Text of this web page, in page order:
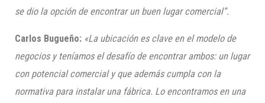
se dio la opción de encontrar un buen lugar comercial”.
Carlos Bugueño: «La ubicación es clave en el modelo de
negocios y teníamos el desafío de encontrar ambos: un lugar
con potencial comercial y que además cumpla con la
normativa para instalar una fábrica. Lo encontramos en una